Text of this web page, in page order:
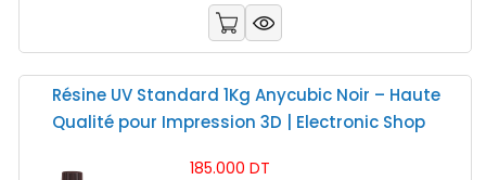
Résine UV Standard 1Kg Anycubic Noir – Haute
Qualité pour Impression 3D | Electronic Shop
185.000 DT